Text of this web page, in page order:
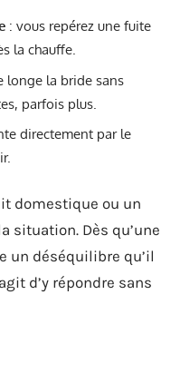
: vous repérez une fuite
la chauffe.
longe la bride sans
parfois plus.
directement par le
domestique ou un
situation. Dès qu’une
un déséquilibre qu’il
d’y répondre sans